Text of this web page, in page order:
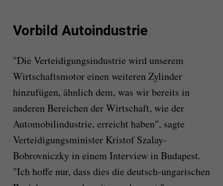
Vorbild Autoindustrie
"Die Verteidigungsindustrie wird unserem
Wirtschaftsmotor einen weiteren Zylinder
hinzufügen, ähnlich dem, was wir bereits in
anderen Bereichen der Wirtschaft, wie der
Automobilindustrie, erreicht haben", sagte
Verteidigungsminister Kristof Szalay-
Bobrovniczky in einem Interview in Budapest.
"Ich hoffe nur, dass dies die deutsch-ungarischen